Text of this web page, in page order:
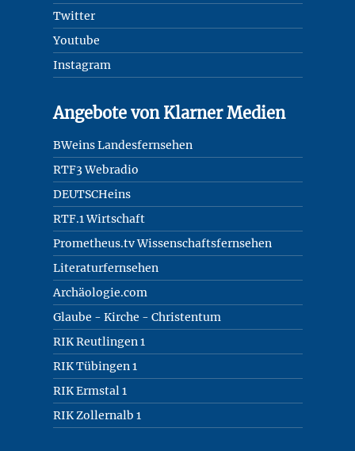
Twitter
Youtube
Instagram
Angebote von Klarner Medien
BWeins Landesfernsehen
RTF3 Webradio
DEUTSCHeins
RTF.1 Wirtschaft
Prometheus.tv Wissenschaftsfernsehen
Literaturfernsehen
Archäologie.com
Glaube - Kirche - Christentum
RIK Reutlingen 1
RIK Tübingen 1
RIK Ermstal 1
RIK Zollernalb 1